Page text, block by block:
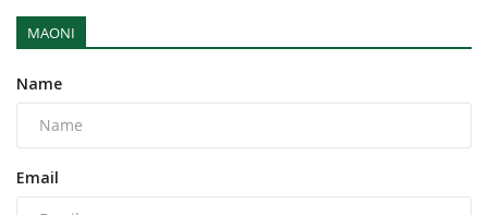
MAONI
Name
Email